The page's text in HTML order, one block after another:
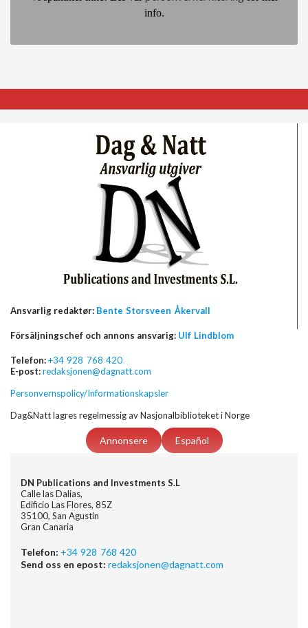
info.
Ansvarlig redaktør: Bente Storsveen Åkervall
Försäljningschef och annons ansvarig: Ulf Lindblom
Telefon:+34 928 768 420
E-post:redaksjonen@dagnatt.com
Personvernspolicy/Informationskapsler
Dag&Natt lagres regelmessig av Nasjonalbiblioteket i Norge
Annonsere Español
DN Publications and Investments S.L
Calle las Dalias,
Edificio Las Flores, 85Z
35100, San Agustin
Gran Canaria
Telefon: +34 928 768 420
Send oss en epost: redaksjonen@dagnatt.com